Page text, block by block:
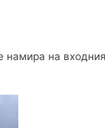
намира на